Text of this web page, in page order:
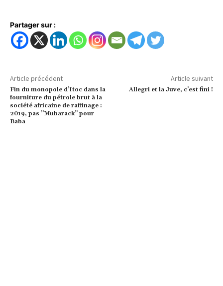
Partager sur :
Article précédent
Fin du monopole d’Itoc dans la
fourniture du pétrole brut à la
société africaine de raffinage :
2019, pas ”Mubarack” pour
Baba
Article suivant
Allegri et la Juve, c’est fini !